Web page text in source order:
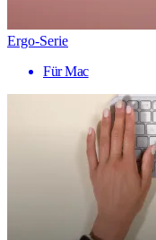
Ergo-Serie
Für Mac